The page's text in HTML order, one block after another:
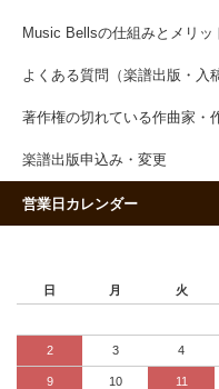
Music Bellsの仕組みとメリッ
よくある質問（楽譜出版・入
著作権の切れている作曲家・
楽譜出版申込み・変更
営業日カレンダー
日 月 火
2 3 4
9 10 11